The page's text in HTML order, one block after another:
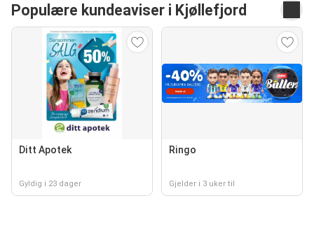
Populære kundeaviser i Kjøllefjord
Ditt Apotek
Gyldig i 23 dager
Ringo
Gjelder i 3 uker til